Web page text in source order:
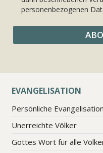
personenbezogenen
EVANGELISATION
Persönliche Evangelisation
Unerreichte Völker
Gottes Wort für alle